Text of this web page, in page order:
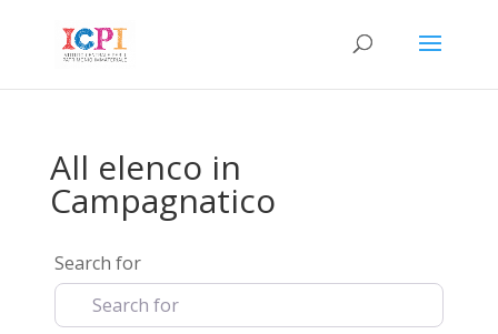
All elenco in
Campagnatico
Search for